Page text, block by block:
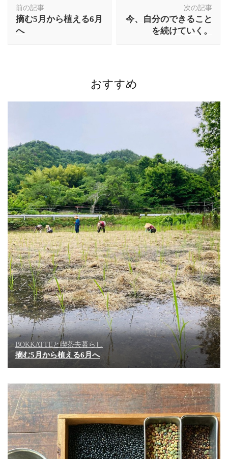
稿
ナ
ビ
前の記事
摘む5月から植える6月
へ
次の記事
今、自分のできること
を続けていく。
おすすめ
BOKKATTEと喫茶去暮らし
摘む5月から植える6月へ